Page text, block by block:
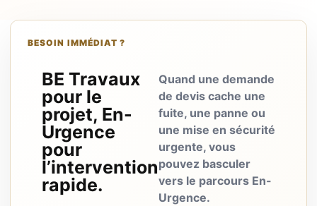
BESOIN IMMÉDIAT ?
BE Travaux
pour le
projet, En-
Urgence
pour
l’intervention
rapide.
Quand une demande
de devis cache une
fuite, une panne ou
une mise en sécurité
urgente, vous
pouvez basculer
vers le parcours En-
Urgence.